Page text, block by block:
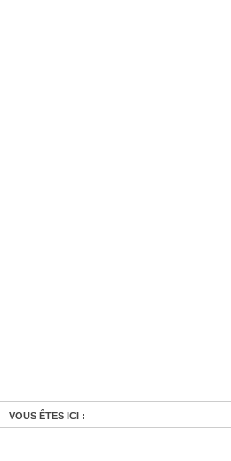
VOUS ÊTES ICI :